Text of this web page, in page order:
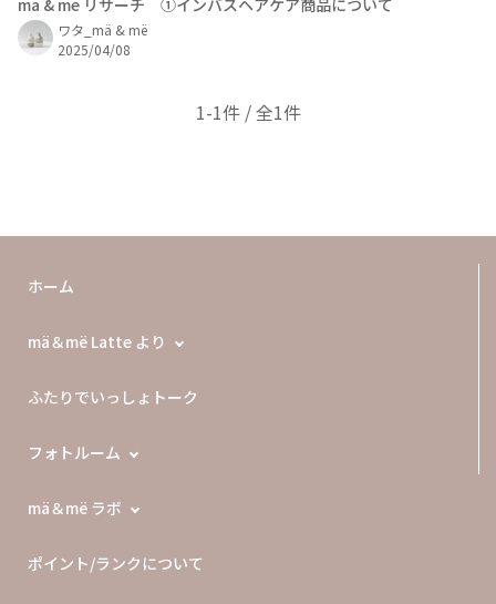
ma & me リサーチ ①インバスヘアケア商品について
ワタ_mä & më
2025/04/08
1-1件 / 全1件
ホーム
mä＆më Latte より
ふたりでいっしょトーク
フォトルーム
mä＆më ラボ
ポイント/ランクについて